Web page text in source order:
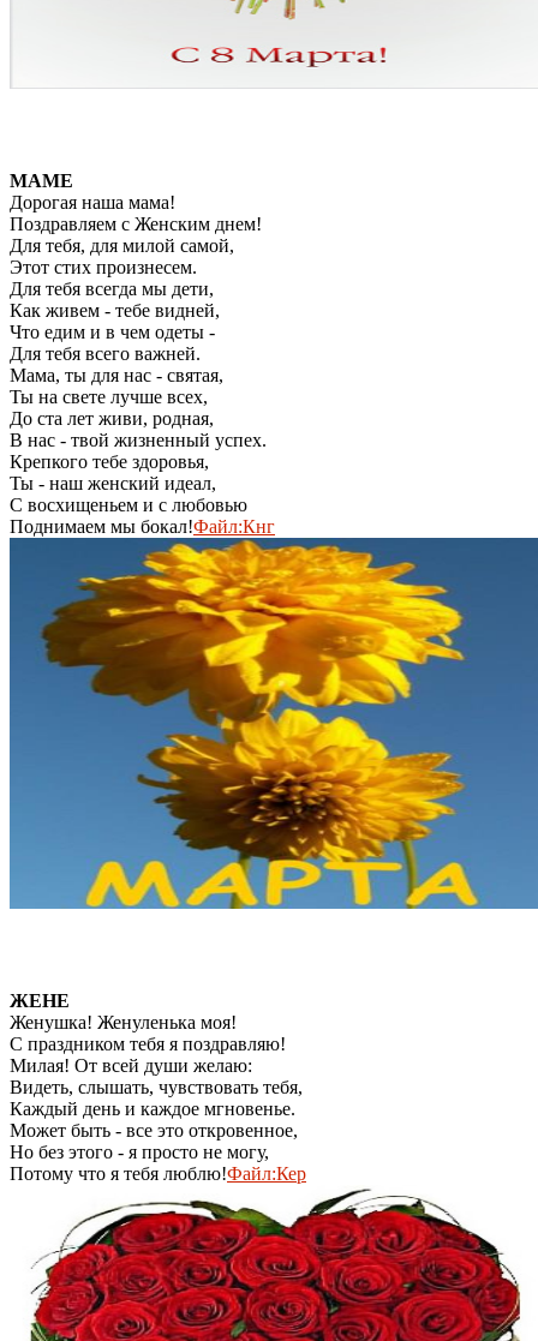
МАМЕ
Дорогая наша мама!
Поздравляем с Женским днем!
Для тебя, для милой самой,
Этот стих произнесем.
Для тебя всегда мы дети,
Как живем - тебе видней,
Что едим и в чем одеты -
Для тебя всего важней.
Мама, ты для нас - святая,
Ты на свете лучше всех,
До ста лет живи, родная,
В нас - твой жизненный успех.
Крепкого тебе здоровья,
Ты - наш женский идеал,
С восхищеньем и с любовью
Поднимаем мы бокал!Файл:Кнг
ЖЕНЕ
Женушка! Женуленька моя!
С праздником тебя я поздравляю!
Милая! От всей души желаю:
Видеть, слышать, чувствовать тебя,
Каждый день и каждое мгновенье.
Может быть - все это откровенное,
Но без этого - я просто не могу,
Потому что я тебя люблю!Файл:Кер